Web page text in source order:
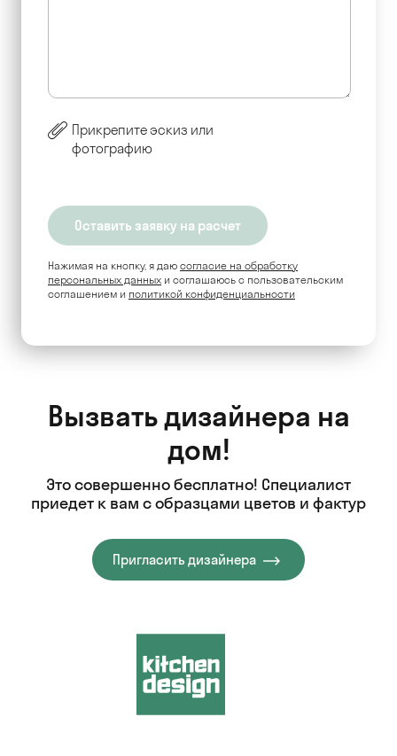
Прикрепите эскиз или
фотографию
Нажимая на кнопку, я даю согласие на обработку
персональных данных и соглашаюсь c пользовательским
соглашением и политикой конфиденциальности
Вызвать дизайнера на
дом!
Это совершенно бесплатно! Специалист
приедет к вам с образцами цветов и фактур
Пригласить дизайнера